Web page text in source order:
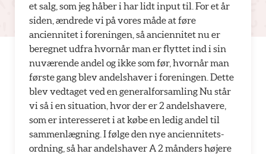
et salg, som jeg håber i har lidt input til. For et år
siden, ændrede vi på vores måde at føre
anciennitet i foreningen, så anciennitet nu er
beregnet udfra hvornår man er flyttet ind i sin
nuværende andel og ikke som før, hvornår man
første gang blev andelshaver i foreningen. Dette
blev vedtaget ved en generalforsamling Nu står
vi så i en situation, hvor der er 2 andelshavere,
som er interesseret i at købe en ledig andel til
sammenlægning. I følge den nye anciennitets-
ordning, så har andelshaver A 2 månders højere